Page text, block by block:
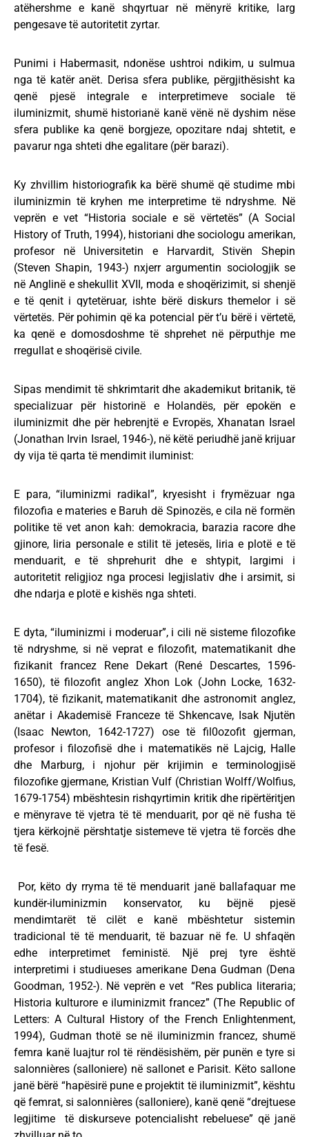
atëhershme e kanë shqyrtuar në mënyrë kritike, larg
pengesave të autoritetit zyrtar.
Punimi i Habermasit, ndonëse ushtroi ndikim, u sulmua
nga të katër anët. Derisa sfera publike, përgjithësisht ka
qenë pjesë integrale e interpretimeve sociale të
iluminizmit, shumë historianë kanë vënë në dyshim nëse
sfera publike ka qenë borgjeze, opozitare ndaj shtetit, e
pavarur nga shteti dhe egalitare (për barazi).
Ky zhvillim historiografik ka bërë shumë që studime mbi
iluminizmin të kryhen me interpretime të ndryshme. Në
veprën e vet “Historia sociale e së vërtetës” (A Social
History of Truth, 1994), historiani dhe sociologu amerikan,
profesor në Universitetin e Harvardit, Stivën Shepin
(Steven Shapin, 1943-) nxjerr argumentin sociologjik se
në Anglinë e shekullit XVII, moda e shoqërizimit, si shenjë
e të qenit i qytetëruar, ishte bërë diskurs themelor i së
vërtetës. Për pohimin që ka potencial për t’u bërë i vërtetë,
ka qenë e domosdoshme të shprehet në përputhje me
rregullat e shoqërisë civile.
Sipas mendimit të shkrimtarit dhe akademikut britanik, të
specializuar për historinë e Holandës, për epokën e
iluminizmit dhe për hebrenjtë e Evropës, Xhanatan Israel
(Jonathan Irvin Israel, 1946-), në këtë periudhë janë krijuar
dy vija të qarta të mendimit iluminist:
E para, “iluminizmi radikal”, kryesisht i frymëzuar nga
filozofia e materies e Baruh dë Spinozës, e cila në formën
politike të vet anon kah: demokracia, barazia racore dhe
gjinore, liria personale e stilit të jetesës, liria e plotë e të
menduarit, e të shprehurit dhe e shtypit, largimi i
autoritetit religjioz nga procesi legjislativ dhe i arsimit, si
dhe ndarja e plotë e kishës nga shteti.
E dyta, “iluminizmi i moderuar”, i cili në sisteme filozofike
të ndryshme, si në veprat e filozofit, matematikanit dhe
fizikanit francez Rene Dekart (René Descartes, 1596-
1650), të filozofit anglez Xhon Lok (John Locke, 1632-
1704), të fizikanit, matematikanit dhe astronomit anglez,
anëtar i Akademisë Franceze të Shkencave, Isak Njutën
(Isaac Newton, 1642-1727) ose të fil0ozofit gjerman,
profesor i filozofisë dhe i matematikës në Lajcig, Halle
dhe Marburg, i njohur për krijimin e terminologjisë
filozofike gjermane, Kristian Vulf (Christian Wolff/Wolfius,
1679-1754) mbështesin rishqyrtimin kritik dhe ripërtëritjen
e mënyrave të vjetra të të menduarit, por që në fusha të
tjera kërkojnë përshtatje sistemeve të vjetra të forcës dhe
të fesë.
Por, këto dy rryma të të menduarit janë ballafaquar me
kundër-iluminizmin konservator, ku bëjnë pjesë
mendimtarët të cilët e kanë mbështetur sistemin
tradicional të të menduarit, të bazuar në fe. U shfaqën
edhe interpretimet feministë. Një prej tyre është
interpretimi i studiueses amerikane Dena Gudman (Dena
Goodman, 1952-). Në veprën e vet “Res publica literaria;
Historia kulturore e iluminizmit francez” (The Republic of
Letters: A Cultural History of the French Enlightenment,
1994), Gudman thotë se në iluminizmin francez, shumë
femra kanë luajtur rol të rëndësishëm, për punën e tyre si
salonnières (salloniere) në sallonet e Parisit. Këto sallone
janë bërë “hapësirë pune e projektit të iluminizmit”, kështu
që femrat, si salonnières (salloniere), kanë qenë “drejtuese
legjitime të diskurseve potencialisht rebeluese” që janë